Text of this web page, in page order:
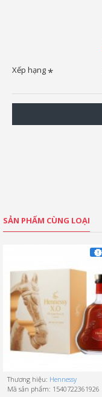
Xếp hạng
SẢN PHẨM CÙNG LOẠI
Thương hiệu: Hennessy
Mã sản phẩm: 1540722361926